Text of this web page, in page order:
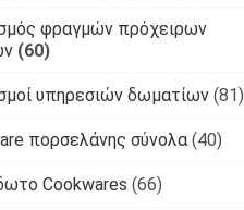
φραγμών πρόχειρων
(60)
υπηρεσιών δωματίων (81)
πορσελάνης σύνολα (40)
Cookwares (66)